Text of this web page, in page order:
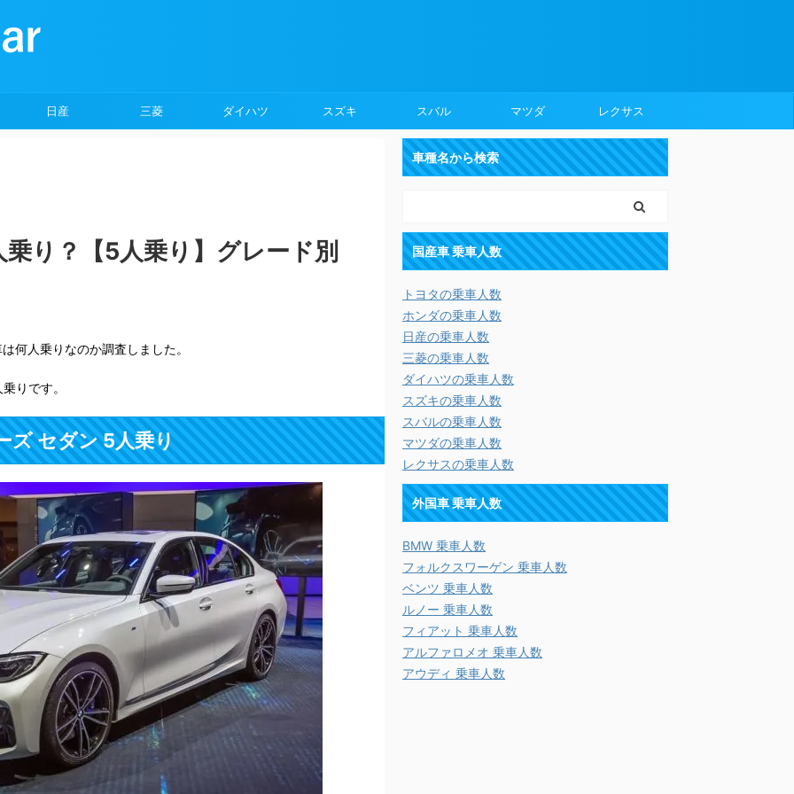
日産 三菱 ダイハツ スズキ スバル マツダ レクサス
り？【5人乗り】グレード別
何人乗りなのか調査しました。
りです。
ズ セダン 5人乗り
車種名から検索
国産車 乗車人数
トヨタの乗車人数
ホンダの乗車人数
日産の乗車人数
三菱の乗車人数
ダイハツの乗車人数
スズキの乗車人数
スバルの乗車人数
マツダの乗車人数
レクサスの乗車人数
外国車 乗車人数
BMW 乗車人数
フォルクスワーゲン 乗車人数
ベンツ 乗車人数
ルノー 乗車人数
フィアット 乗車人数
アルファロメオ 乗車人数
アウディ 乗車人数